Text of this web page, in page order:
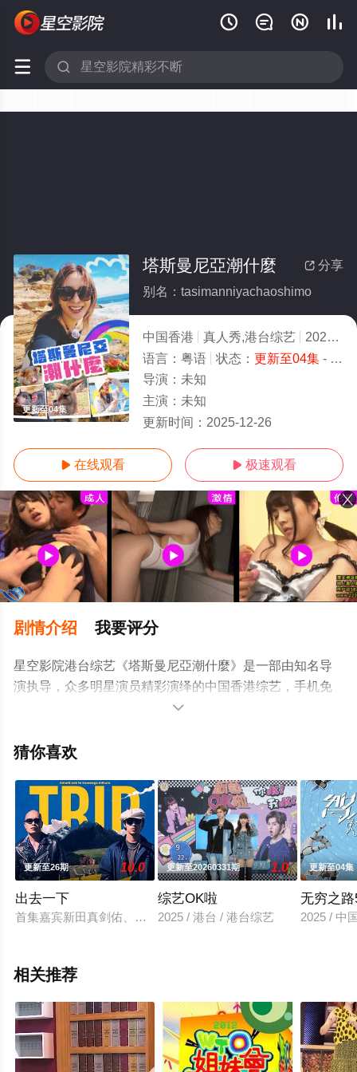
   
 
更新至04集
 分享
塔斯曼尼亞潮什麼
别名：tasimanniyachaoshimo
中国香港 真人秀,港台综艺 2025
语言： 粤语 状态： 更新至04集- 免费在线观看
导演： 未知
主演： 未知
更新时间： 2025-12-26
 在线观看  极速观看
剧情介绍 我要评分
星空影院港台综艺《塔斯曼尼亞潮什麼》是一部由知名导
演执导，众多明星演员精彩演绎的中国香港综艺，手机免
费观看高清未删减完整版综艺节目就上星空影视，更多相
。

猜你喜欢
更新至26期 10.0
出去一下
首集嘉宾新田真剑佑、草野大成，远赴新西兰拍摄。挑战各式
更新至20260331期 1.0
综艺OK啦
2025 / 港台 / 港台综艺
更新至04集
无穷之
2025 / 中
相关推荐